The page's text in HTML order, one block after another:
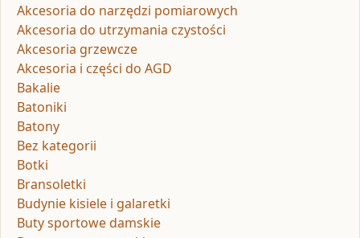
Akcesoria do narzędzi pomiarowych
Akcesoria do utrzymania czystości
Akcesoria grzewcze
Akcesoria i części do AGD
Bakalie
Batoniki
Batony
Bez kategorii
Botki
Bransoletki
Budynie kisiele i galaretki
Buty sportowe damskie